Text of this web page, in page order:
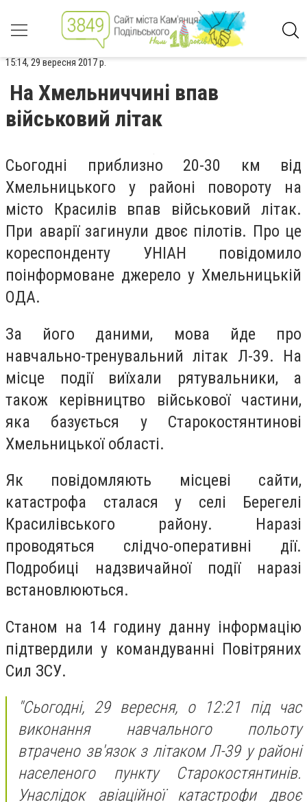
15:14, 29 вересня 2017 р.
На Хмельниччині впав
військовий літак
Сьогодні приблизно 20-30 км від
Хмельницького у районі повороту на
місто Красилів впав військовий літак.
При аварії загинули двоє пілотів. Про це
кореспонденту УНІАН повідомило
поінформоване джерело у Хмельницькій
ОДА.
За його даними, мова йде про
навчально-тренувальний літак Л-39. На
місце події виїхали рятувальники, а
також керівництво військової частини,
яка базується у Старокостянтинові
Хмельницької області.
Як повідомляють місцеві сайти,
катастрофа сталася у селі Берегелі
Красилівського району. Наразі
проводяться слідчо-оперативні дії.
Подробиці надзвичайної події наразі
встановлюються.
Станом на 14 годину данну інформацію
підтвердили у командуванні Повітряних
Сил ЗСУ.
"Сьогодні, 29 вересня, о 12:21 під час
виконання навчального польоту
втрачено зв'язок з літаком Л-39 у районі
населеного пункту Старокостянтинів.
Унаслідок авіаційної катастрофи двоє